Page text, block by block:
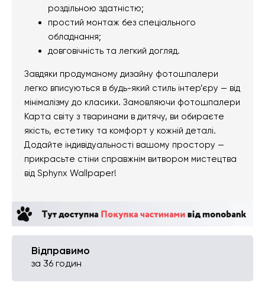
роздільною здатністю;
простий монтаж без спеціального
обладнання;
довговічність та легкий догляд.
Завдяки продуманому дизайну фотошпалери
легко вписуються в будь-який стиль інтер’єру — від
мінімалізму до класики. Замовляючи фотошпалери
Карта світу з тваринами в дитячу, ви обираєте
якість, естетику та комфорт у кожній деталі.
Додайте індивідуальності вашому простору —
прикрасьте стіни справжнім витвором мистецтва
від Sphynx Wallpaper!
Відправимо
за 36 годин